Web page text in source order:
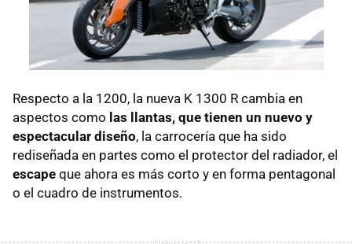
Respecto a la 1200, la nueva K 1300 R cambia en
aspectos como las llantas, que tienen un nuevo y
espectacular diseño, la carrocería que ha sido
rediseñada en partes como el protector del radiador, el
escape que ahora es más corto y en forma pentagonal
o el cuadro de instrumentos.